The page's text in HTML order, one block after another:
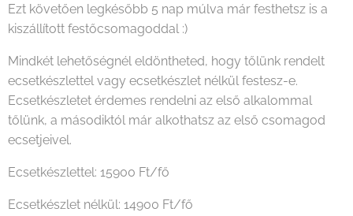
Ezt követően legkésőbb 5 nap múlva már festhetsz is a
kiszállított festőcsomagoddal :)
Mindkét lehetőségnél eldöntheted, hogy tőlünk rendelt
ecsetkészlettel vagy ecsetkészlet nélkül festesz-e.
Ecsetkészletet érdemes rendelni az első alkalommal
tőlünk, a másodiktól már alkothatsz az első csomagod
ecsetjeivel.
Ecsetkészlettel: 15900 Ft/fő
Ecsetkészlet nélkül: 14900 Ft/fő